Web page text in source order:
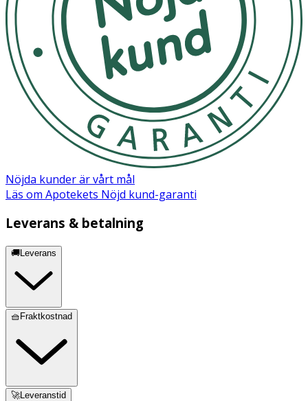
Nöjda kunder är vårt mål
Läs om Apotekets Nöjd kund-garanti
Leverans & betalning
🚚Leverans
🧺Fraktkostnad
🚀Leveranstid